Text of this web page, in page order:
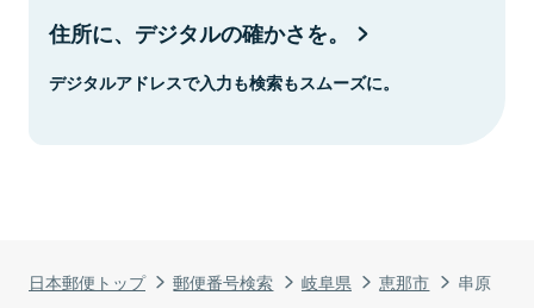
日本郵便トップ 郵便番号検索 岐阜県 恵那市 串原
住所に、デジタルの確かさを。
デジタルアドレスで入力も検索もスムーズに。